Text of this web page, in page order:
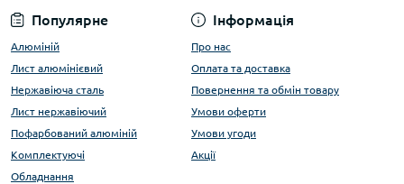
Популярне
Алюміній
Лист алюмінієвий
Нержавіюча сталь
Лист нержавіючий
Пофарбований алюміній
Комплектуючі
Обладнання
Інформація
Про нас
Оплата та доставка
Повернення та обмін товару
Умови оферти
Умови угоди
Акції